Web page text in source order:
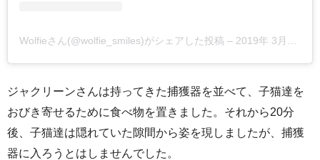
Wolfieさん(@wolfie_smiles)がシェアした投稿 – 2019年 3月月9日午後7時53分PST
ジャクリーンさんは持ってきた捕獲器を並べて、子猫達を
おびき寄せるために食べ物を置きました。それから20分
後、子猫達は隠れていた隙間から姿を現しましたが、捕獲
器に入ろうとはしませんでした。